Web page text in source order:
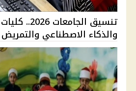
تنسيق
والذكاء الاصطناعي